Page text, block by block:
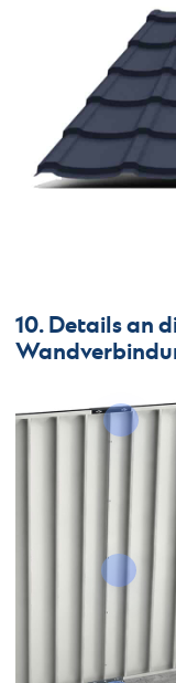
10. Details an